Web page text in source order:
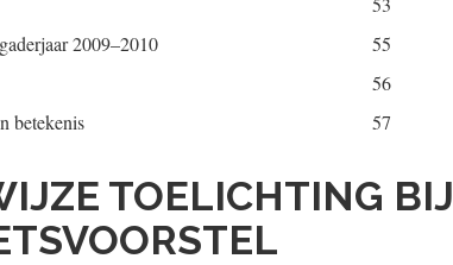
2009–2010
55
56
betekenis 57
TOELICHTING